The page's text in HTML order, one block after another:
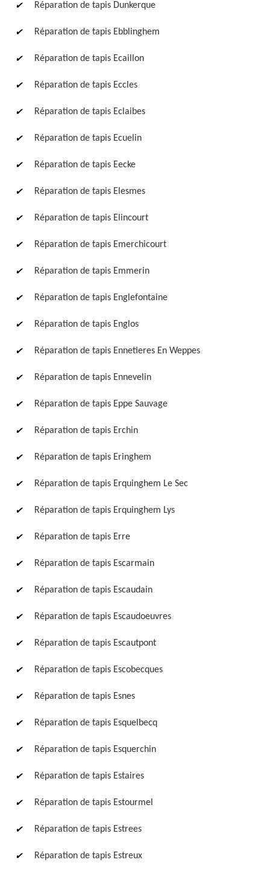
Réparation de tapis Dunkerque
Réparation de tapis Ebblinghem
Réparation de tapis Ecaillon
Réparation de tapis Eccles
Réparation de tapis Eclaibes
Réparation de tapis Ecuelin
Réparation de tapis Eecke
Réparation de tapis Elesmes
Réparation de tapis Elincourt
Réparation de tapis Emerchicourt
Réparation de tapis Emmerin
Réparation de tapis Englefontaine
Réparation de tapis Englos
Réparation de tapis Ennetieres En Weppes
Réparation de tapis Ennevelin
Réparation de tapis Eppe Sauvage
Réparation de tapis Erchin
Réparation de tapis Eringhem
Réparation de tapis Erquinghem Le Sec
Réparation de tapis Erquinghem Lys
Réparation de tapis Erre
Réparation de tapis Escarmain
Réparation de tapis Escaudain
Réparation de tapis Escaudoeuvres
Réparation de tapis Escautpont
Réparation de tapis Escobecques
Réparation de tapis Esnes
Réparation de tapis Esquelbecq
Réparation de tapis Esquerchin
Réparation de tapis Estaires
Réparation de tapis Estourmel
Réparation de tapis Estrees
Réparation de tapis Estreux